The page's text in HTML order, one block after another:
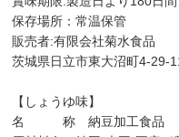
保存場所：常温保管
販売者:有限会社菊水食品
茨城県日立市東大沼町4-29-
【しょうゆ味】
名 称 納豆加工食品